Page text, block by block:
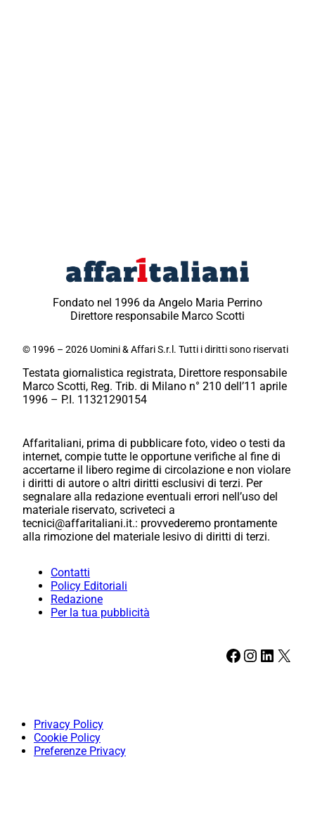
Fondato nel 1996 da Angelo Maria Perrino
Direttore responsabile Marco Scotti
© 1996 – 2026 Uomini & Affari S.r.l. Tutti i diritti sono riservati
Testata giornalistica registrata, Direttore responsabile
Marco Scotti, Reg. Trib. di Milano n° 210 dell’11 aprile
1996 – P.I. 11321290154
Affaritaliani, prima di pubblicare foto, video o testi da
internet, compie tutte le opportune verifiche al fine di
accertarne il libero regime di circolazione e non violare
i diritti di autore o altri diritti esclusivi di terzi. Per
segnalare alla redazione eventuali errori nell’uso del
materiale riservato, scriveteci a
tecnici@affaritaliani.it.: provvederemo prontamente
alla rimozione del materiale lesivo di diritti di terzi.
Contatti
Policy Editoriali
Redazione
Per la tua pubblicità
Facebook Instagram LinkedIn X
Privacy Policy
Cookie Policy
Preferenze Privacy